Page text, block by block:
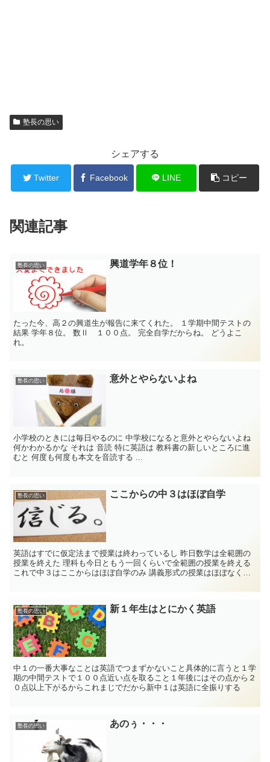
塾長の思い
シェアする
Twitter Facebook LINE コピー
関連記事
塾長の思い 興道学年８位！
たった今、高２の興道生が報告に来てくれた。 １学期中間テストの
結果 学年８位。 数Ⅱ １００点。 完全自学だからね。 どうよこ
れ。
塾長の思い 意外とやらないよね
小学校のときには毎日やるのに 中学校になると意外とやらないよね
何かわかるかな それは 音読 特に英語は 教科書の新しいところに進
むと 何度も何度も本文を音読する ...
塾長の思い ここからの中３はほぼ自学
英語はすでに仮定法まで授業は終わっているし 昨日数学は全範囲の
授業を終えた 理科も今日ともう一回くらいで全範囲の授業を終える
これで中３はここからはほぼ自学のみ 講義形式の授業はほぼなくな
塾長の思い 新１年生はとにかく英語
中１の一番大事なことは英語でつまずかないこと具体的に言うと１学
期の中間テストで１００点近い点を取ること１年後にはその点から２
０点以上下がるからこれまじでだから新中１は英語に全振りする
塾長の思い あのぅ・・・